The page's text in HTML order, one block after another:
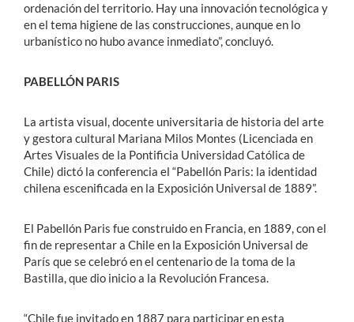
ordenación del territorio. Hay una innovación tecnológica y
en el tema higiene de las construcciones, aunque en lo
urbanístico no hubo avance inmediato”, concluyó.
PABELLÓN PARIS
La artista visual, docente universitaria de historia del arte
y gestora cultural Mariana Milos Montes (Licenciada en
Artes Visuales de la Pontificia Universidad Católica de
Chile) dictó la conferencia el “Pabellón Paris: la identidad
chilena escenificada en la Exposición Universal de 1889”.
El Pabellón Paris fue construido en Francia, en 1889, con el
fin de representar a Chile en la Exposición Universal de
París que se celebró en el centenario de la toma de la
Bastilla, que dio inicio a la Revolución Francesa.
“Chile fue invitado en 1887 para participar en esta